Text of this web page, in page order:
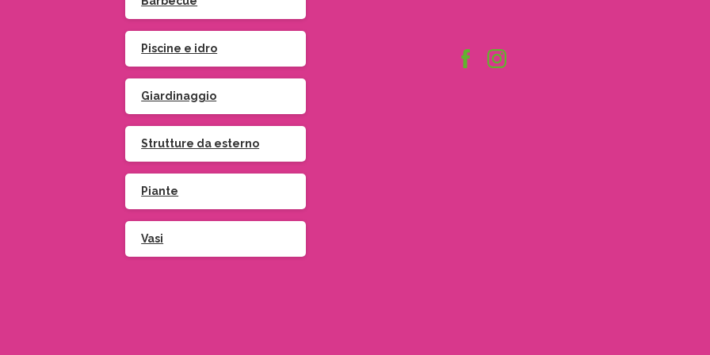
Piscine e idro
Giardinaggio
Strutture da esterno
Piante
Vasi